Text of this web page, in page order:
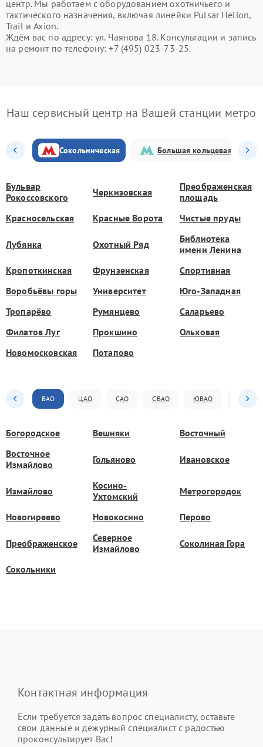
центр. Мы работаем с оборудованием охотничьего и
тактического назначения, включая линейки Pulsar Helion,
Trail и Axion.
Ждём вас по адресу: ул. Чаянова 18. Консультации и запись
на ремонт по телефону: +7 (495) 023-73-25.
Наш сервисный центр на Вашей станции метро
Сокольническая Большая кольцевая
Бульвар
Рокоссовского
Черкизовская
Преображенская
площадь
Красносельская
Красные Ворота Чистые пруды
Лубянка Охотный Ряд
Библиотека
имени Ленина
Кропоткинская
Фрунзенская
Спортивная
Воробьёвы горы
Университет
Юго-Западная
Тропарёво
Румянцево
Саларьево
Филатов Луг
Прокшино
Ольховая
Новомосковская
Потапово
ВАО ЦАО САО СВАО ЮВАО ЮАО
Богородское Вешняки
Восточный
Восточное
Измайлово
Гольяново Ивановское
Измайлово
Косино-
Ухтомский
Метрогородок
Новогиреево Новокосино Перово
Преображенское
Северное
Измайлово
Соколиная Гора
Сокольники
Контактная информация
Если требуется задать вопрос специалисту, оставьте
свои данные и дежурный специалист с радостью
проконсультирует Вас!